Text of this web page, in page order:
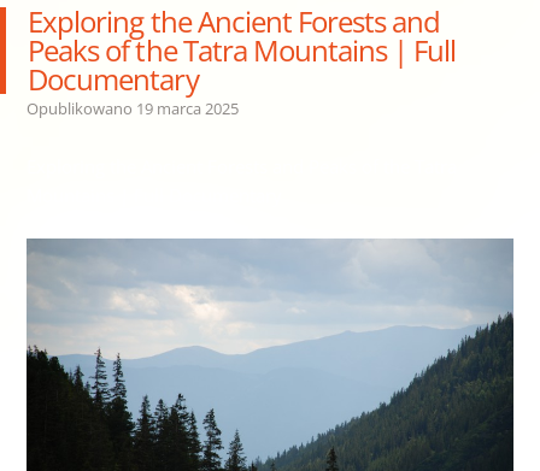
Exploring the Ancient Forests and
Peaks of the Tatra Mountains | Full
Documentary
Opublikowano 19 marca 2025